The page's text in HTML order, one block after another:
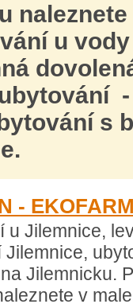
u
s
-
u Jilemnice,
Jilemnice,
Jilemnicku.
v